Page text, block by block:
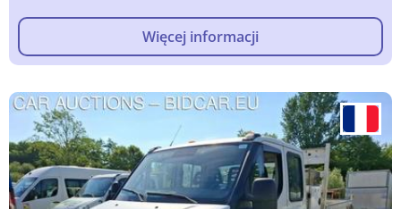
Więcej informacji